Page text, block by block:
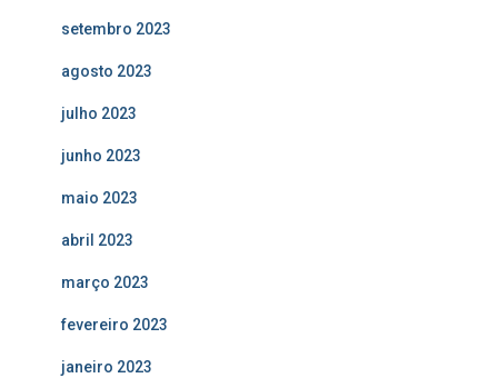
setembro 2023
agosto 2023
julho 2023
junho 2023
maio 2023
abril 2023
março 2023
fevereiro 2023
janeiro 2023